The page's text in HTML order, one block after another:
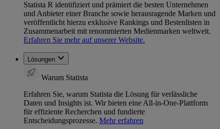
Statista R identifiziert und prämiert die besten Unternehmen
und Anbieter einer Branche sowie herausragende Marken und
veröffentlicht hierzu exklusive Rankings und Bestenlisten in
Zusammenarbeit mit renommierten Medienmarken weltweit.
Erfahren Sie mehr auf unserer Website.
Lösungen
Warum Statista
Erfahren Sie, warum Statista die Lösung für verlässliche
Daten und Insights ist. Wir bieten eine All-in-One-Plattform
für effiziente Recherchen und fundierte
Entscheidungsprozesse. Mehr erfahren